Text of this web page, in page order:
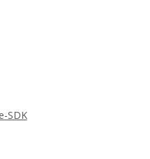
SDK